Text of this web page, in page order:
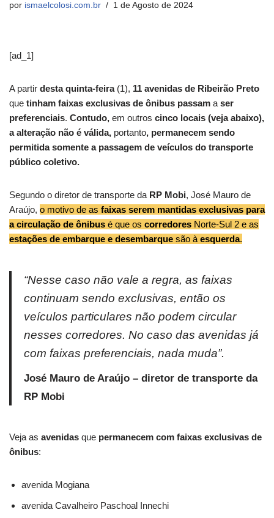
por ismaelcolosi.com.br 1 de Agosto de 2024
[ad_1]
A partir desta quinta-feira(1), 11 avenidas de Ribeirão Preto
que tinham faixas exclusivas de ônibus passam a ser
preferenciais. Contudo, em outros cinco locais (veja abaixo),
a alteração não é válida, portanto, permanecem sendo
permitida somente a passagem de veículos do transporte
público coletivo.
Segundo o diretor de transporte da RP Mobi, José Mauro de
Araújo, o motivo de as faixas serem mantidas exclusivas para
a circulação de ônibus é que os corredores Norte-Sul 2 e as
estações de embarque e desembarque são à esquerda.
“Nesse caso não vale a regra, as faixas
continuam sendo exclusivas, então os
veículos particulares não podem circular
nesses corredores. No caso das avenidas já
com faixas preferenciais, nada muda”.
José Mauro de Araújo – diretor de transporte da
RP Mobi
Veja as avenidas que permanecem com faixas exclusivas de
ônibus:
avenida Mogiana
avenida Cavalheiro Paschoal Innechi